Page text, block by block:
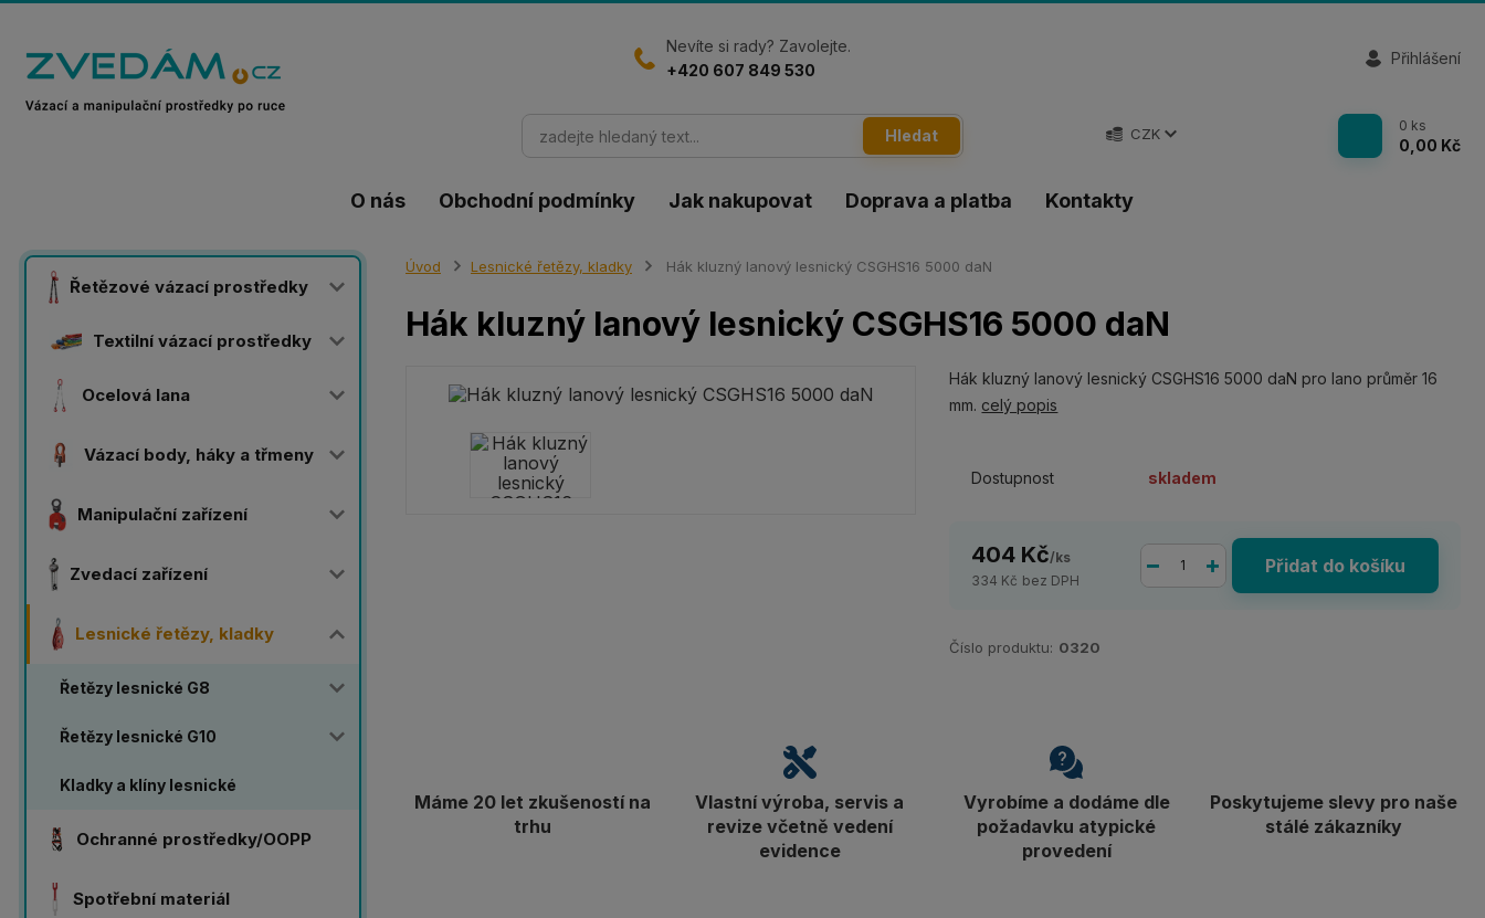
O nás Obchodní podmínky Jak nakupovat Doprava a platba Kontakty
CZK
Přihlášení
Hledat
Nevíte si rady? Zavolejte.
+420 607 849 530
0 ks
0,00 Kč
Řetězové vázací prostředky
Textilní vázací prostředky
Ocelová lana
Vázací body, háky a třmeny
Manipulační zařízení
Zvedací zařízení
Lesnické řetězy, kladky
Řetězy lesnické G8
Řetězy lesnické G10
Kladky a klíny lesnické
Ochranné prostředky/OOPP
Spotřební materiál
Úvod Lesnické řetězy, kladky Hák kluzný lanový lesnický CSGHS16 5000 daN
Hák kluzný lanový lesnický CSGHS16 5000 daN
Hák kluzný lanový lesnický CSGHS16 5000 daN pro lano průměr 16
mm. celý popis
Dostupnost skladem
404 Kč/ks
334 Kč bez DPH
Přidat do košíku
Číslo produktu: 0320
Máme 20 let zkušeností na
trhu
Vlastní výroba, servis a
revize včetně vedení
evidence
Vyrobíme a dodáme dle
požadavku atypické
provedení
Poskytujeme slevy pro naše
stálé zákazníky